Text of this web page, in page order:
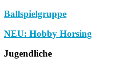
Ballspielgruppe
NEU: Hobby Horsing
Jugendliche